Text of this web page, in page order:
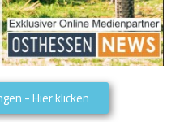
- Hier klicken